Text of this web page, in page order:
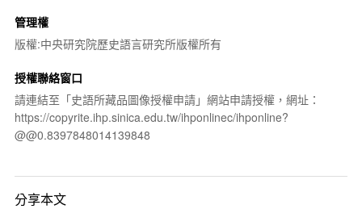
管理權
版權:中央研究院歷史語言研究所版權所有
授權聯絡窗口
請連結至「史語所藏品圖像授權申請」網站申請授權，網址：
https://copyrite.ihp.sinica.edu.tw/ihponlinec/ihponline?
@@0.8397848014139848
分享本文